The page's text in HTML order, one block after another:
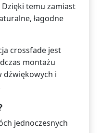
temu zamiast
łagodne
crossfade jest
montażu
dźwiękowych i
jednoczesnych